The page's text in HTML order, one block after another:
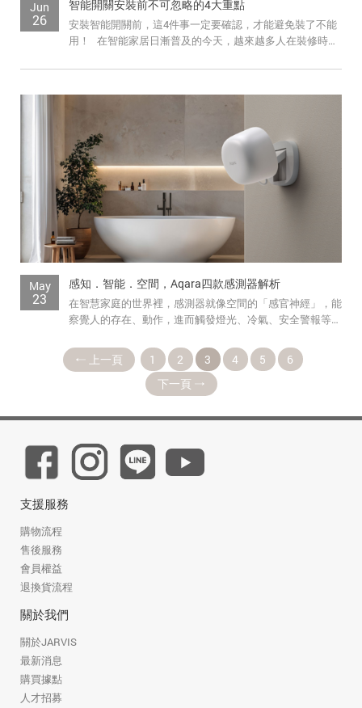
Jun
26
智能開關安裝前不可忽略的4大重點
安裝智能開關前，這4件事一定要確認，才能避免裝了不能
用！ 在智能家居日漸普及的今天，越來越多人在裝修時就
May
23
感知．智能．空間，Aqara四款感測器解析
在智慧家庭的世界裡，感測器就像空間的「感官神經」，能
察覺人的存在、動作，進而觸發燈光、冷氣、安全警報等自
上一頁 1 2 3 4 5
6
下一頁
支援服務
購物流程
售後服務
會員權益
退換貨流程
關於我們
關於JARVIS
最新消息
購買據點
人才招募